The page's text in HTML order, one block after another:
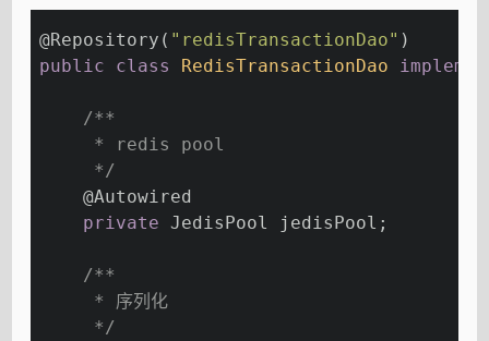
@Repository ( "redisTransactionDao" )
public
class RedisTransactionDao
/**
     * redis pool
     */
@Autowired
private JedisPool jedisPool;
/**
     * 序列化
     */